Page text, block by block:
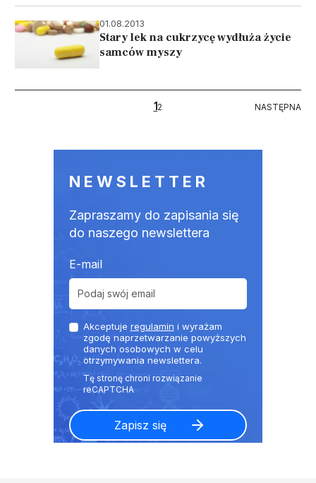
01.08.2013
Stary lek na cukrzycę wydłuża życie
samców myszy
12 NASTĘPNA
NASTĘPNA
NEWSLETTER
Zapraszamy do zapisania się
do naszego newslettera
E-mail
Akceptuje regulamin i wyrażam
zgodę naprzetwarzanie powyższych
danych osobowych w celu
otrzymywania newslettera.